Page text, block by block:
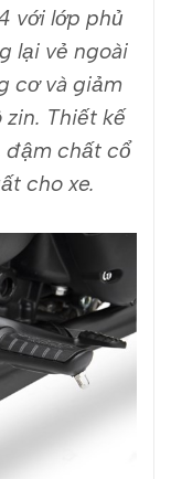
với lớp phủ
lại vẻ ngoài
cơ và giảm
Thiết kế
đậm chất cổ
cho xe.